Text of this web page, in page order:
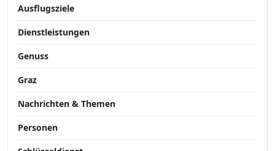
Ausflugsziele
Dienstleistungen
Genuss
Graz
Nachrichten & Themen
Personen